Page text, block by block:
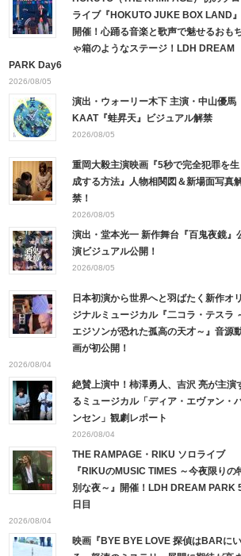
ライブ『HOKUTO JUKE BOX LAND』
開催！心踊る音楽と歌声で魅せるおも
ゃ箱のようなステージ！LDH DREAM
PARK Day6
2026/08/05
演出・ウォーリー木下 主演・中山優馬
KAAT『蛙昇天』ビジュアル解禁
2026/08/05
重岡大毅主演映画『5秒で完全犯罪を生
成する方法』人物相関図＆新場面写真
禁！
2026/08/05
演出・堂本光一 新作舞台『百鬼夜鏡』
演ビジュアル公開！
2026/08/05
日本初演から世界へと羽ばたく新作オリ
ジナルミュージカル『二コラ・テスラ
エジソンが恐れた孤高の天才～』音源
画が初公開！
2026/08/04
絶賛上演中！柿澤勇人、吉沢 亮が主演
るミュージカル「ディア・エヴァン・
ンセン」観劇レポート
2026/08/04
THE RAMPAGE・RIKU ソロライブ
『RIKUのMUSIC TIMES ～今夜限りの
別な夜～』開催！LDH DREAM PARK
日目
2026/08/04
映画『BYE BYE LOVE 探偵はBARにい